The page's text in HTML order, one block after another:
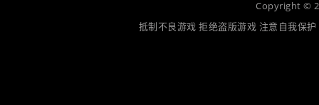
Copyright ©
抵制不良游戏 拒绝盗版游戏 注意自我保